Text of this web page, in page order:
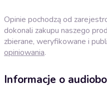
Opinie pochodzą od
dokonali zakupu naszego
zbierane, weryfikowane i
opiniowania.
Informacje o